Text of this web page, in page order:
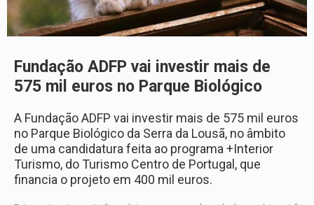
Fundação ADFP vai investir mais de
575 mil euros no Parque Biológico
A Fundação ADFP vai investir mais de 575 mil euros
no Parque Biológico da Serra da Lousã, no âmbito
de uma candidatura feita ao programa +Interior
Turismo, do Turismo Centro de Portugal, que
financia o projeto em 400 mil euros.